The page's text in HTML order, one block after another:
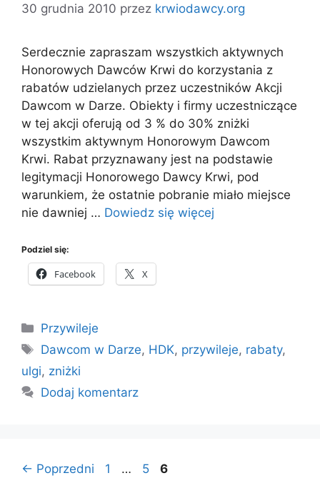
30 grudnia 2010 przez krwiodawcy.org
Serdecznie zapraszam wszystkich aktywnych
Honorowych Dawców Krwi do korzystania z
rabatów udzielanych przez uczestników Akcji
Dawcom w Darze. Obiekty i firmy uczestniczące
w tej akcji oferują od 3 % do 30% zniżki
wszystkim aktywnym Honorowym Dawcom
Krwi. Rabat przyznawany jest na podstawie
legitymacji Honorowego Dawcy Krwi, pod
warunkiem, że ostatnie pobranie miało miejsce
nie dawniej … Dowiedz się więcej
Podziel się:
Facebook X
Kategorie
Przywileje
Tagi
Dawcom w Darze, HDK, przywileje, rabaty,
ulgi, zniżki
Dodaj komentarz
← Poprzedni Strona
1 … Strona
5 Strona
6